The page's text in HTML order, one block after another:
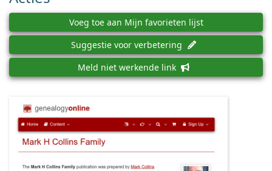
Voeg toe aan Mijn favorieten lijst
Suggestie voor verbetering
Meld niet werkende link